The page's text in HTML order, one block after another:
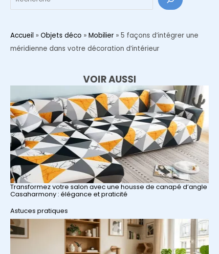
Accueil » Objets déco » Mobilier » 5 façons d’intégrer une
méridienne dans votre décoration d’intérieur
VOIR AUSSI
Transformez votre salon avec une housse de canapé d’angle
Casaharmony : élégance et praticité
Par rapport à
Astuces pratiques